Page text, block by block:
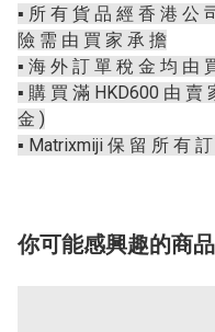
▪️ 所 有 貨 品 經 香 港 公
險 需 由 買 家 承 擔
▪️ 海 外 訂 單 稅 金 均 由
▪️ 購 買 滿 HKD600 由 賣
金 )
▪️ Matrixmiji 保 留 所 有
你可能感興趣的商品